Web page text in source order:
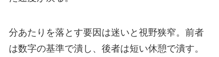
分あたりを落とす要因は迷いと視野狭窄。前者
は数字の基準で潰し、後者は短い休憩で潰す。